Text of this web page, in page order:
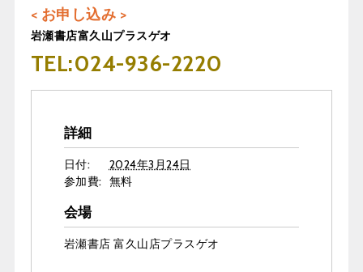
< お申し込み >
岩瀬書店富久山プラスゲオ
TEL:024-936-2220
詳細
日付:
2024年3月24日
参加費: 無料
会場
岩瀬書店 富久山店プラスゲオ